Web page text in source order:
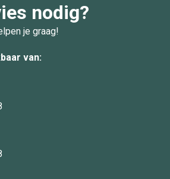
nodig?
je graag!
van: